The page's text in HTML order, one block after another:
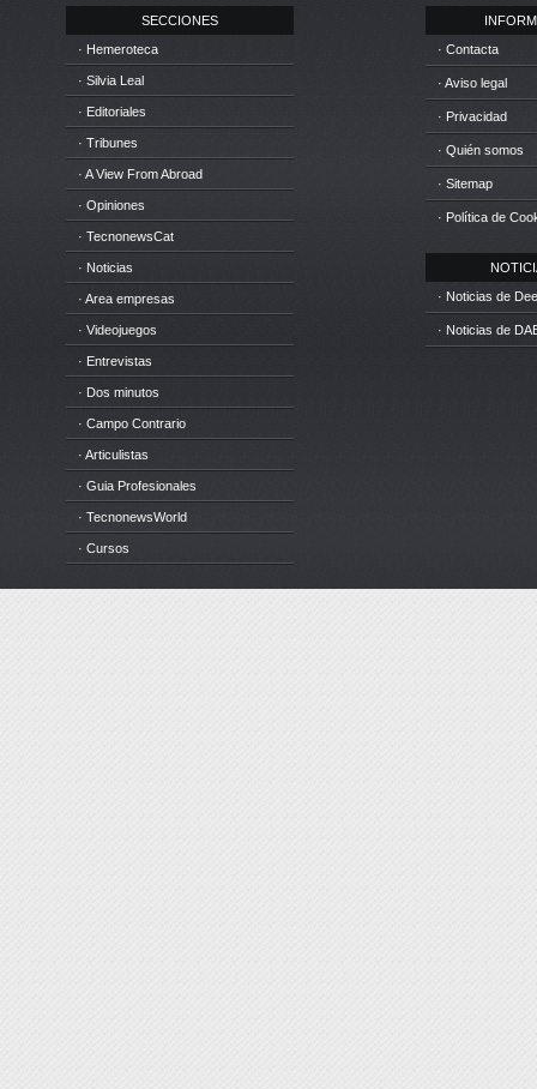
SECCIONES
· Hemeroteca
· Silvia Leal
· Editoriales
· Tribunes
· A View From Abroad
· Opiniones
· TecnonewsCat
· Noticias
· Area empresas
· Videojuegos
· Entrevistas
· Dos minutos
· Campo Contrario
· Articulistas
· Guia Profesionales
· TecnonewsWorld
· Cursos
· Contacta
· Aviso legal
· Privacidad
· Quién somos
· Sitemap
· Política de
· Noticias de
· Noticias de